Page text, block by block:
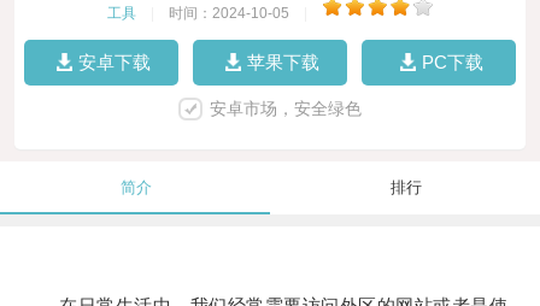
工具 时间：2024-10-05
安卓下载 苹果下载 PC下载
安卓市场，安全绿色
简介 排行